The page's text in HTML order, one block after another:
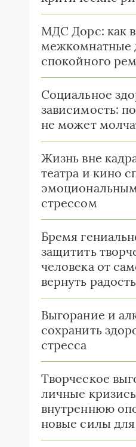
МДС Дорс: как
межкомнатные
спокойного
Социальное
зависимость:
не может
Жизнь вне
театра и кино
стрессом
Бремя
защитить
человека от
вернуть
Выгорание и
сохранить
стресса
Творческое
личные
внутреннюю
новые силы